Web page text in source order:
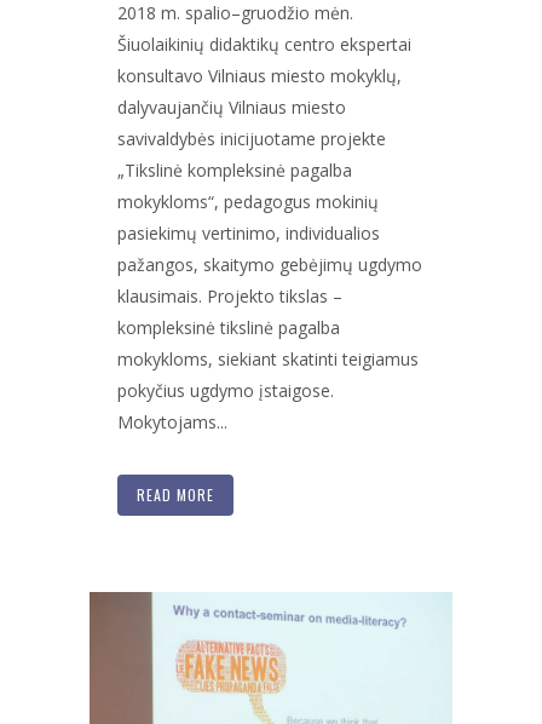
2018 m. spalio–gruodžio mėn.
Šiuolaikinių didaktikų centro ekspertai
konsultavo Vilniaus miesto mokyklų,
dalyvaujančių Vilniaus miesto
savivaldybės inicijuotame projekte
„Tikslinė kompleksinė pagalba
mokykloms“, pedagogus mokinių
pasiekimų vertinimo, individualios
pažangos, skaitymo gebėjimų ugdymo
klausimais. Projekto tikslas –
kompleksinė tikslinė pagalba
mokykloms, siekiant skatinti teigiamus
pokyčius ugdymo įstaigose.
Mokytojams...
READ MORE